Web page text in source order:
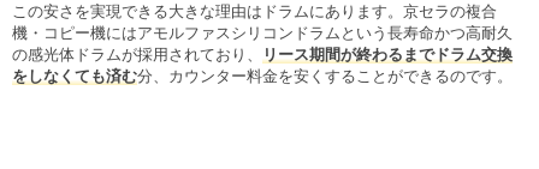
この安さを実現できる大きな理由はドラムにあります。京セラの複合
機・コピー機にはアモルファスシリコンドラムという長寿命かつ高耐久
の感光体ドラムが採用されており、
リース期間が終わるまでドラム交換
をしなくても済む分、カウンター料金を安くすることができるのです。